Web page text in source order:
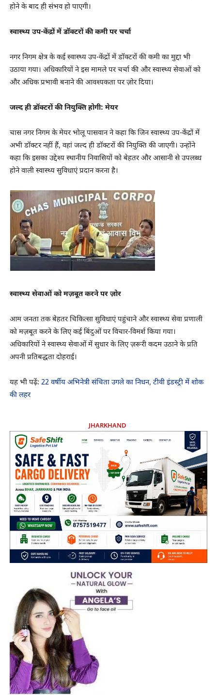
होने के बाद ही संभव हो पाएगी।
स्वास्थ्य उप-केंद्रों में डॉक्टरों की कमी पर चर्चा
नगर निगम क्षेत्र के कई स्वास्थ्य उप-केंद्रों में डॉक्टरों की कमी का मुद्दा भी
उठाया गया। अधिकारियों ने इस मामले पर चर्चा की और स्वास्थ्य सेवाओं को
और अधिक प्रभावी बनाने की आवश्यकता पर ज़ोर दिया।
जल्द ही डॉक्टरों की नियुक्ति होगी: मेयर
चास नगर निगम के मेयर भोलू पासवान ने कहा कि जिन स्वास्थ्य उप-केंद्रों में
अभी डॉक्टर नहीं हैं, वहां जल्द ही डॉक्टरों की नियुक्ति की जाएगी। उन्होंने
कहा कि इसका उद्देश्य स्थानीय निवासियों को बेहतर और आसानी से उपलब्ध
होने वाली स्वास्थ्य सुविधाएं प्रदान करना है।
स्वास्थ्य सेवाओं को मज़बूत करने पर ज़ोर
आम जनता तक बेहतर चिकित्सा सुविधाएं पहुंचाने और स्वास्थ्य सेवा प्रणाली
को मज़बूत करने के लिए कई बिंदुओं पर विचार-विमर्श किया गया।
अधिकारियों ने स्वास्थ्य सेवाओं में सुधार के लिए ज़रूरी कदम उठाने के प्रति
अपनी प्रतिबद्धता दोहराई।
यह भी पढ़ें: 22 वर्षीय अभिनेत्री संचिता उगले का निधन, टीवी इंडस्ट्री में शोक
की लहर
JHARKHAND